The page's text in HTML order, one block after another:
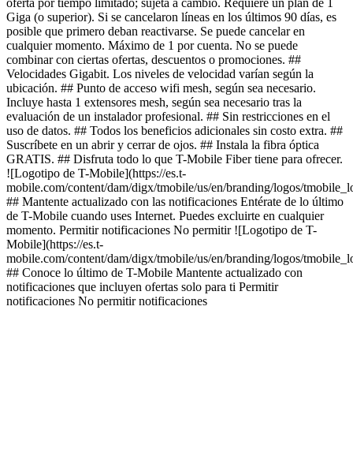
oferta por tiempo limitado; sujeta a cambio. Requiere un plan de 1
Giga (o superior). Si se cancelaron líneas en los últimos 90 días, es
posible que primero deban reactivarse. Se puede cancelar en
cualquier momento. Máximo de 1 por cuenta. No se puede
combinar con ciertas ofertas, descuentos o promociones. ##
Velocidades Gigabit. Los niveles de velocidad varían según la
ubicación. ## Punto de acceso wifi mesh, según sea necesario.
Incluye hasta 1 extensores mesh, según sea necesario tras la
evaluación de un instalador profesional. ## Sin restricciones en el
uso de datos. ## Todos los beneficios adicionales sin costo extra. ##
Suscríbete en un abrir y cerrar de ojos. ## Instala la fibra óptica
GRATIS. ## Disfruta todo lo que T-Mobile Fiber tiene para ofrecer.
![Logotipo de T-Mobile](https://es.t-
mobile.com/content/dam/digx/tmobile/us/en/branding/logos/
## Mantente actualizado con las notificaciones Entérate de lo último
de T-Mobile cuando uses Internet. Puedes excluirte en cualquier
momento. Permitir notificaciones No permitir ![Logotipo de T-
Mobile](https://es.t-
mobile.com/content/dam/digx/tmobile/us/en/branding/logos/
## Conoce lo último de T-Mobile Mantente actualizado con
notificaciones que incluyen ofertas solo para ti Permitir
notificaciones No permitir notificaciones